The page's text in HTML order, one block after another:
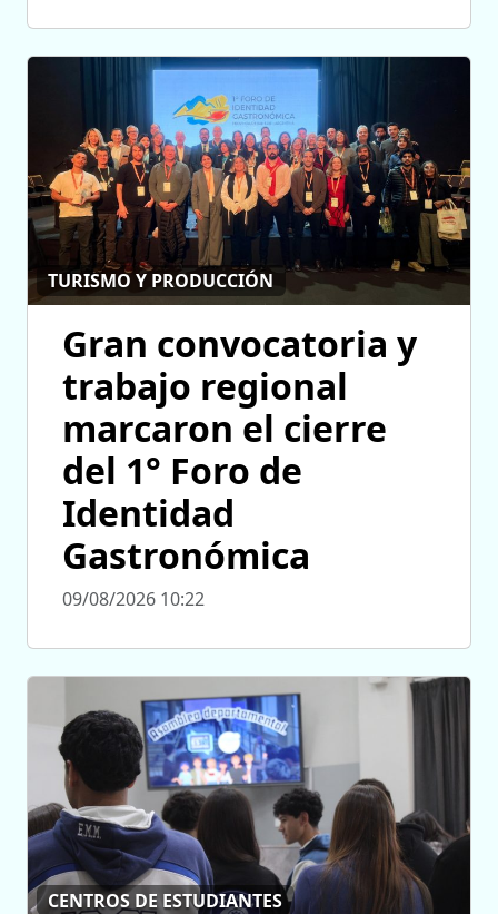
TURISMO Y PRODUCCIÓN
Gran convocatoria y
trabajo regional
marcaron el cierre
del 1° Foro de
Identidad
Gastronómica
09/08/2026 10:22
CENTROS DE ESTUDIANTES